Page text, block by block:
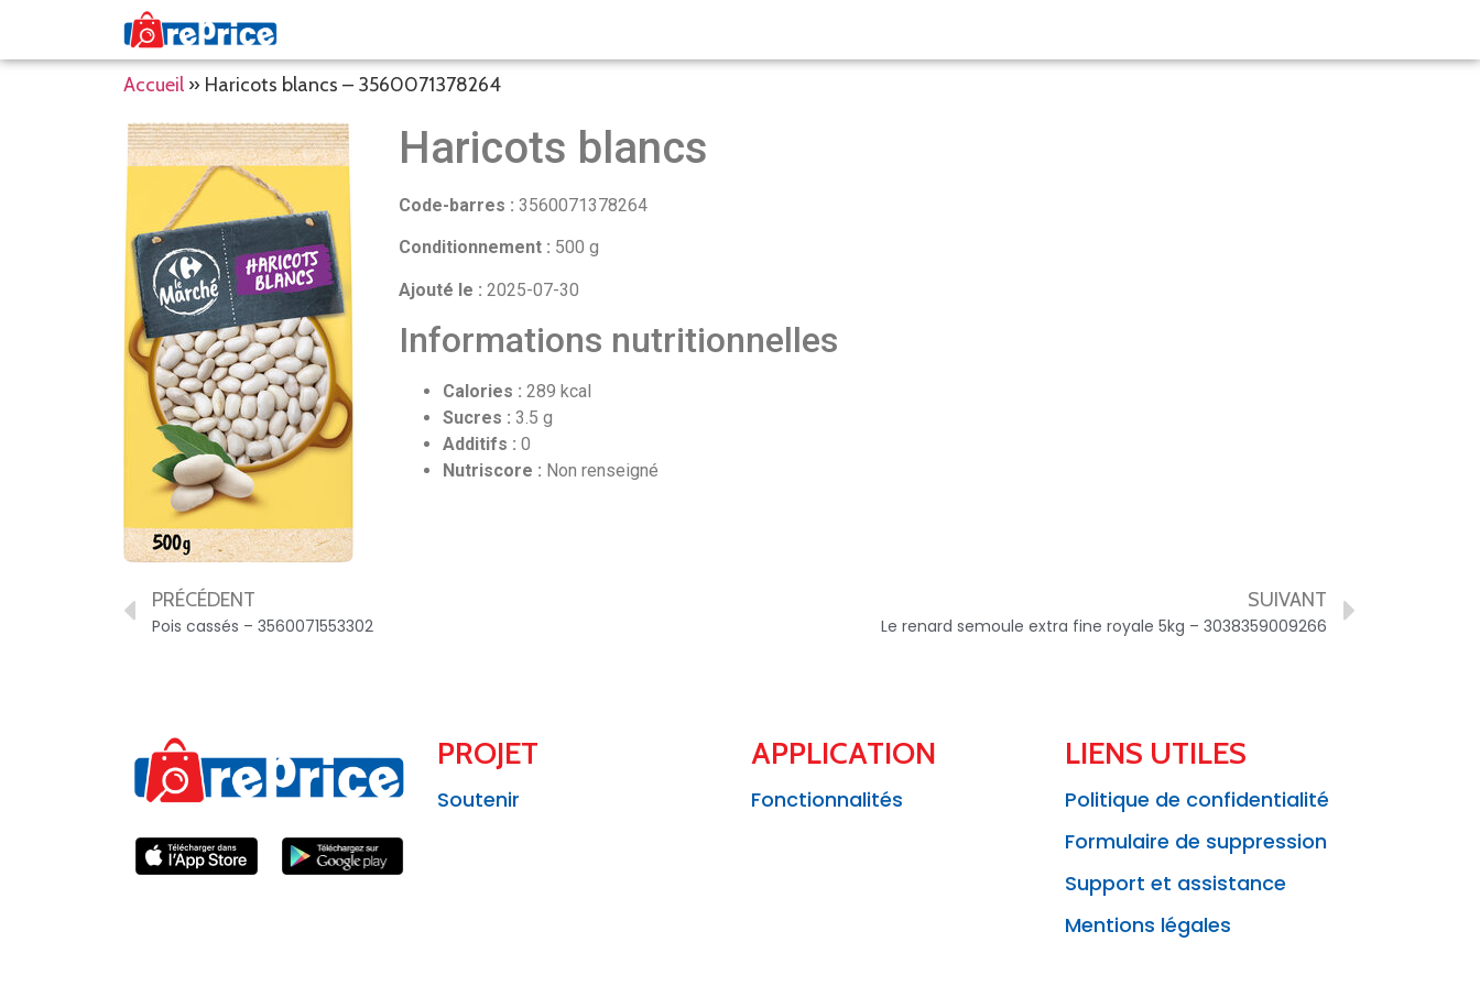
Accueil » Haricots blancs – 3560071378264
Haricots blancs
Code-barres : 3560071378264
Conditionnement : 500 g
Ajouté le : 2025-07-30
Informations nutritionnelles
Calories : 289 kcal
Sucres : 3.5 g
Additifs : 0
Nutriscore : Non renseigné
PRÉCÉDENT
Pois cassés – 3560071553302
SUIVANT
Le renard semoule extra fine royale 5kg – 3038359009266
PROJET
Soutenir
APPLICATION
Fonctionnalités
LIENS UTILES
Politique de confidentialité
Formulaire de suppression
Support et assistance
Mentions légales